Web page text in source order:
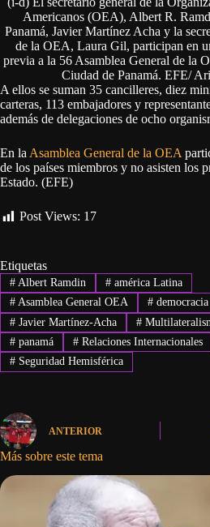
Americanos (OEA), Albert R.
Panamá, Javier Martínez Acha y la
de la OEA, Laura Gil, participan en
previa a la 56 Asamblea General de la
Ciudad de Panamá. EFE/
A ellos se suman 35 cancilleres, diez
carteras, 113 embajadores y
además de delegaciones de ocho
En laAsamblea General de la OEA
de los países miembros y no asisten los
Estado. (EFE)
Post Views: 17
Etiquetas
#Albert Ramdin #américa Latina
#Asamblea General OEA #democracia
#Javier Martínez-Acha #
#panamá #Relaciones Internacionales
#Seguridad Hemisférica
ANTERIOR
Más sobre este tema